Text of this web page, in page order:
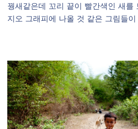
꿩새같은데 꼬리 끝이 빨간색인 새를
지오 그래피에 나올 것 같은 그림들